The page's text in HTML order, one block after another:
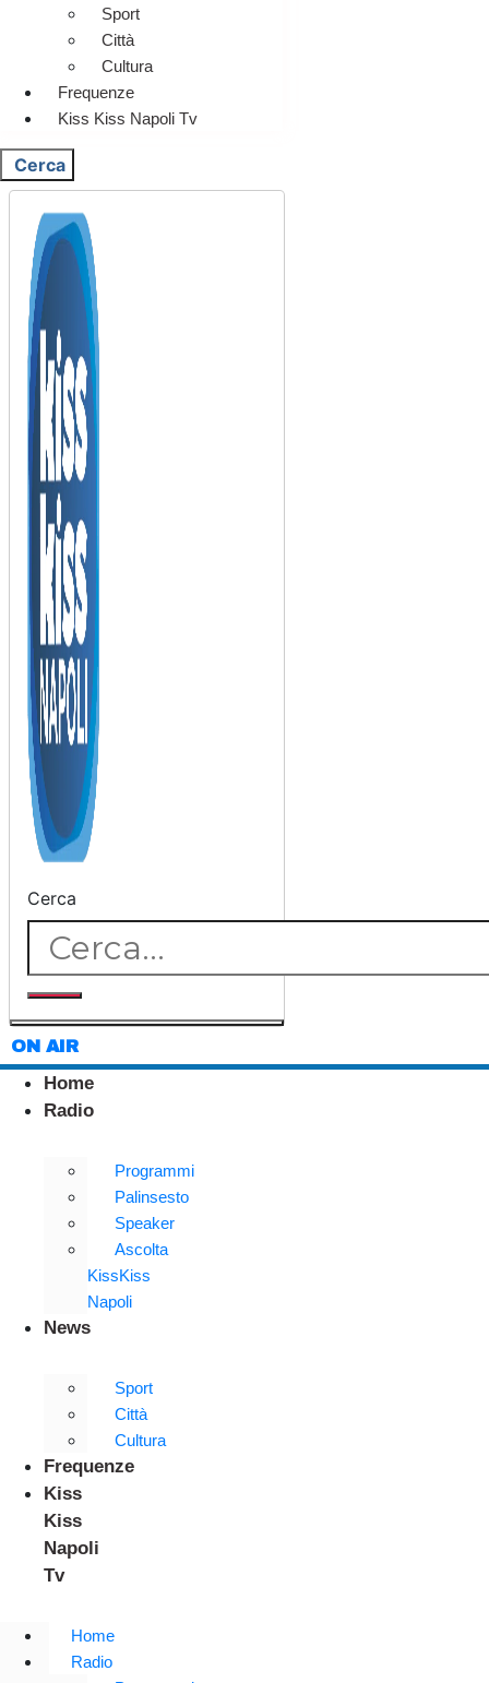
Sport
Città
Cultura
Frequenze
Kiss Kiss Napoli Tv
Cerca
Cerca
ON AIR
Home
Radio
Programmi
Palinsesto
Speaker
Ascolta
KissKiss
Napoli
News
Sport
Città
Cultura
Frequenze
Kiss
Kiss
Napoli
Tv
Home
Radio